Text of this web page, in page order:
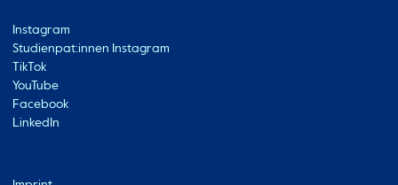
Instagram
Studienpat:innen Instagram
TikTok
YouTube
Facebook
LinkedIn